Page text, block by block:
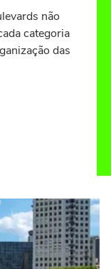
não
categoria
das